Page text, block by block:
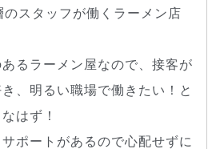
スタッフが働くラーメン店
るラーメン屋なので、接客が
、明るい職場で働きたい！と
はず！
ポートがあるので心配せずに